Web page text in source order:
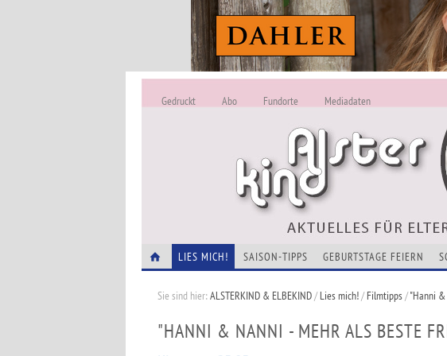
Gedruckt Abo Fundorte Mediadaten
LIES MICH! SAISON-TIPPS GEBURTSTAGE FEIERN
Sie sind hier:ALSTERKIND & ELBEKIND/Lies mich!/Filmtipps/"Hanni
"HANNI & NANNI - MEHR ALS BESTE